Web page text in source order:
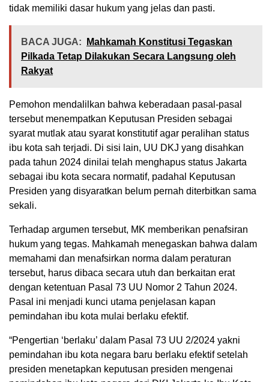
tidak memiliki dasar hukum yang jelas dan pasti.
BACA JUGA:
Mahkamah Konstitusi Tegaskan
Pilkada Tetap Dilakukan Secara Langsung oleh
Rakyat
Pemohon mendalilkan bahwa keberadaan pasal-pasal
tersebut menempatkan Keputusan Presiden sebagai
syarat mutlak atau syarat konstitutif agar peralihan status
ibu kota sah terjadi. Di sisi lain, UU DKJ yang disahkan
pada tahun 2024 dinilai telah menghapus status Jakarta
sebagai ibu kota secara normatif, padahal Keputusan
Presiden yang disyaratkan belum pernah diterbitkan sama
sekali.
Terhadap argumen tersebut, MK memberikan penafsiran
hukum yang tegas. Mahkamah menegaskan bahwa dalam
memahami dan menafsirkan norma dalam peraturan
tersebut, harus dibaca secara utuh dan berkaitan erat
dengan ketentuan Pasal 73 UU Nomor 2 Tahun 2024.
Pasal ini menjadi kunci utama penjelasan kapan
pemindahan ibu kota mulai berlaku efektif.
“Pengertian ‘berlaku’ dalam Pasal 73 UU 2/2024 yakni
pemindahan ibu kota negara baru berlaku efektif setelah
presiden menetapkan keputusan presiden mengenai